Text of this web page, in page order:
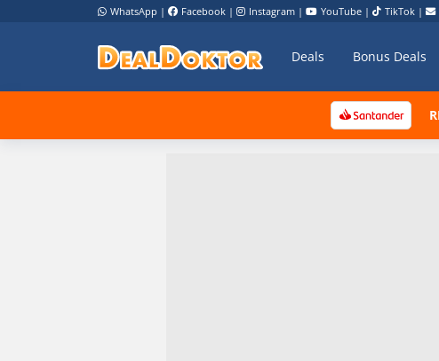
WhatsApp | Facebook | Instagram | YouTube | TikTok |
Deals Bonus Deals